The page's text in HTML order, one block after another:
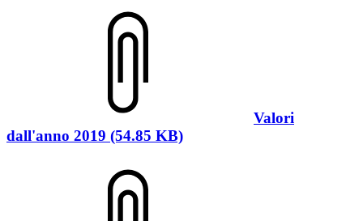
Valori
dall'anno 2019 (54.85 KB)